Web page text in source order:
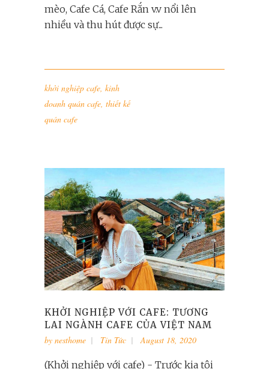
mèo, Cafe Cá, Cafe Rắn v.v nổi lên
nhiều và thu hút được sự...
khởi nghiệp cafe, kinh
doanh quán cafe, thiết kế
quán cafe
KHỞI NGHIỆP VỚI CAFE: TƯƠNG
LAI NGÀNH CAFE CỦA VIỆT NAM
by nesthome Tin Tức August 18, 2020
(Khởi nghiệp với cafe) - Trước kia tôi